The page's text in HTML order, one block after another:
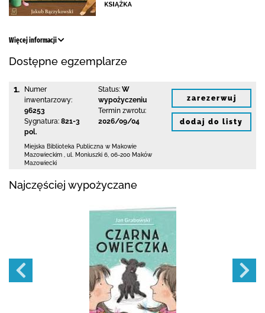
Więcej informacji
Dostępne egzemplarze
1.
Numer
inwentarzowy:
96253
Sygnatura: 821-3
pol.
Status: W
wypożyczeniu
Termin zwrotu:
2026/09/04
Miejska Biblioteka Publiczna w Makowie
Mazowieckim
ul. Moniuszki 6 06-200 Maków
Mazowiecki
zarezerwuj
dodaj do listy
Najczęściej wypożyczane